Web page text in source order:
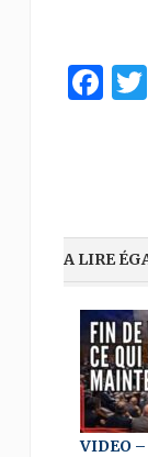
A LIRE
VIDEO